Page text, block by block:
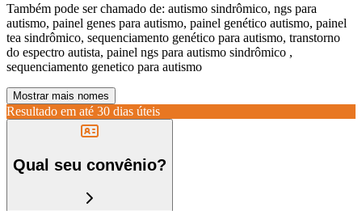
Também pode ser chamado de: autismo sindrômico, ngs para
autismo, painel genes para autismo, painel genético autismo, painel
tea sindrômico, sequenciamento genético para autismo, transtorno
do espectro autista, painel ngs para autismo sindrômico ,
sequenciamento genetico para autismo
Mostrar mais nomes
Resultado em até 30 dias úteis
Qual seu convênio?